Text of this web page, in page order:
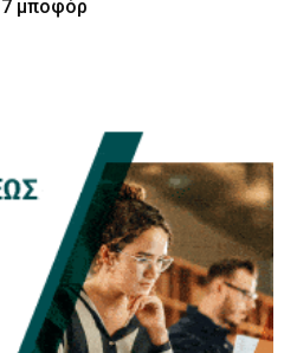
7 μποφόρ